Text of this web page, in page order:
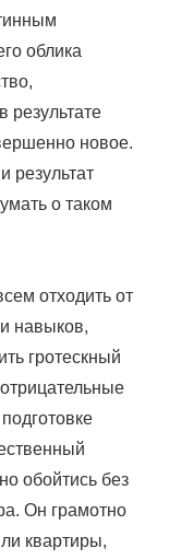
облика
результате
новое.
результат
о таком
отходить от
навыков,
гротескный
обойтись без
Он грамотно
квартиры,